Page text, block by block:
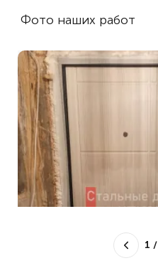
Фото наших работ
1 /